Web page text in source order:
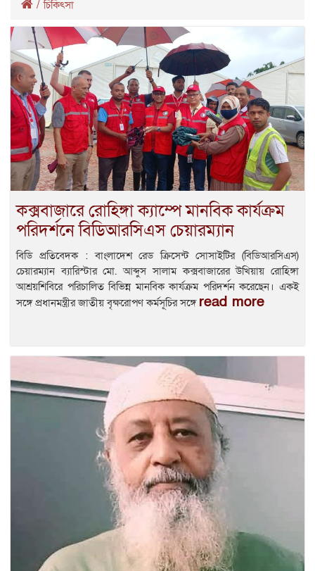
/চিকিৎসা
কক্সবাজারে রোহিঙ্গা ক্যাম্পে মানবিক কার্যক্রম
পরিদর্শনে বিডিআরসিএস চেয়ারম্যান
বিডি প্রতিবেদক : বাংলাদেশ রেড ক্রিসেন্ট সোসাইটির (বিডিআরসিএস)
চেয়ারম্যান ব্যারিস্টার মো. আব্দুস সালাম কক্সবাজারের উখিয়ায় রোহিঙ্গা
আশ্রয়শিবিরে পরিচালিত বিভিন্ন মানবিক কার্যক্রম পরিদর্শন করেছেন। একই
সঙ্গে প্রধানমন্ত্রীর জাতীয় বৃক্ষরোপণ কর্মসূচির সঙ্গে read more